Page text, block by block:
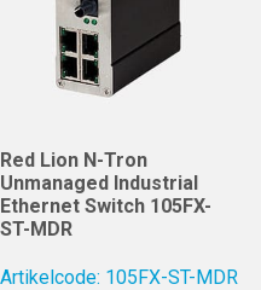
Red Lion N-Tron
Unmanaged Industrial
Ethernet Switch 105FX-
ST-MDR
Artikelcode: 105FX-ST-MDR